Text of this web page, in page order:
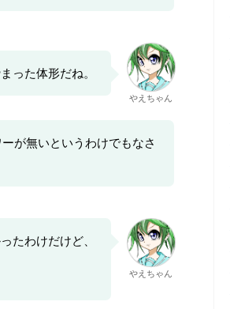
った体形だね。
やえちゃん
が無いというわけでもなさ
たわけだけど、
やえちゃん